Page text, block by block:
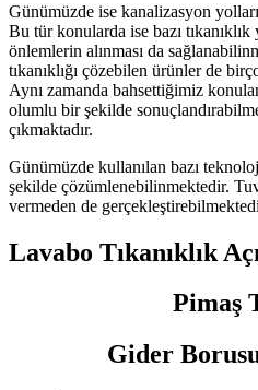
Günümüzde ise kanalizasyon
Bu tür konularda ise bazı
önlemlerin alınması da
tıkanıklığı çözebilen ürünler de
Aynı zamanda bahsettiğimiz
olumlu bir şekilde
çıkmaktadır.
Günümüzde kullanılan bazı
şekilde çözümlenebilinmektedir.
vermeden de
Lavabo Tıkanıklık
Pimaş
Gider Borusu